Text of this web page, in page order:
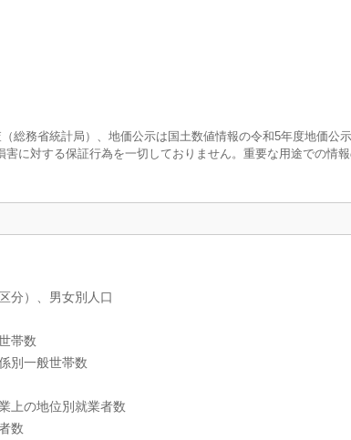
務省統計局）、地価公示は国土数値情報の令和5年度地価公
に対する保証行為を一切しておりません。重要な用途での情
分）、男女別人口
帯数
別一般世帯数
上の地位別就業者数
数